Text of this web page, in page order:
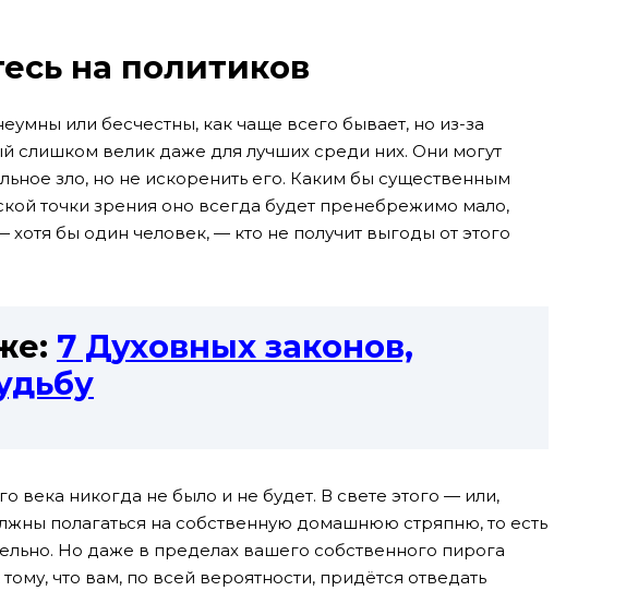
на политиков
или бесчестны, как чаще всего бывает, но из-за
слишком велик даже для лучших среди них. Они могут
зло, но не искоренить его. Каким бы существенным
точки зрения оно всегда будет пренебрежимо мало,
хотя бы один человек, — кто не получит выгоды от этого
7 Духовных законов,
века никогда не было и не будет. В свете этого — или,
полагаться на собственную домашнюю стряпню, то есть
Но даже в пределах вашего собственного пирога
что вам, по всей вероятности, придётся отведать